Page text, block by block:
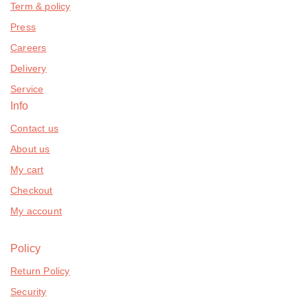
Term & policy
Press
Careers
Delivery
Service
Info
Contact us
About us
My cart
Checkout
My account
Policy
Return Policy
Security